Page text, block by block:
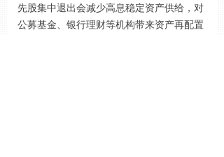
先股集中退出会减少高息稳定资产供给，对
公募基金、银行理财等机构带来资产再配置